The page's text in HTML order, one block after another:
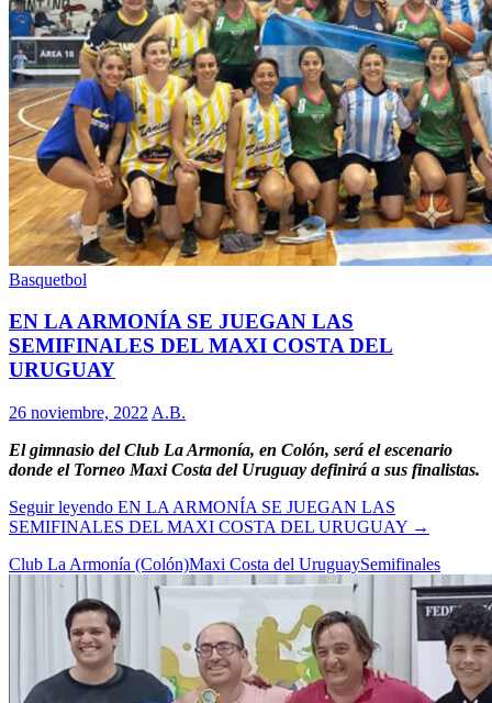
Basquetbol
EN LA ARMONÍA SE JUEGAN LAS
SEMIFINALES DEL MAXI COSTA DEL
URUGUAY
26 noviembre, 2022 A.B.
El gimnasio del Club La Armonía, en Colón, será el escenario
donde el Torneo Maxi Costa del Uruguay definirá a sus finalistas.
Seguir leyendo EN LA ARMONÍA SE JUEGAN LAS
SEMIFINALES DEL MAXI COSTA DEL URUGUAY →
Club La Armonía (Colón)Maxi Costa del UruguaySemifinales